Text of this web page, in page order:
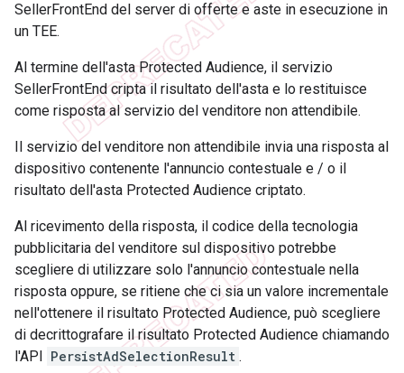
SellerFrontEnd del server di offerte e aste in esecuzione in
un TEE.
Al termine dell'asta Protected Audience, il servizio
SellerFrontEnd cripta il risultato dell'asta e lo restituisce
come risposta al servizio del venditore non attendibile.
Il servizio del venditore non attendibile invia una risposta al
dispositivo contenente l'annuncio contestuale e / o il
risultato dell'asta Protected Audience criptato.
Al ricevimento della risposta, il codice della tecnologia
pubblicitaria del venditore sul dispositivo potrebbe
scegliere di utilizzare solo l'annuncio contestuale nella
risposta oppure, se ritiene che ci sia un valore incrementale
nell'ottenere il risultato Protected Audience, può scegliere
di decrittografare il risultato Protected Audience chiamando
l'API PersistAdSelectionResult .